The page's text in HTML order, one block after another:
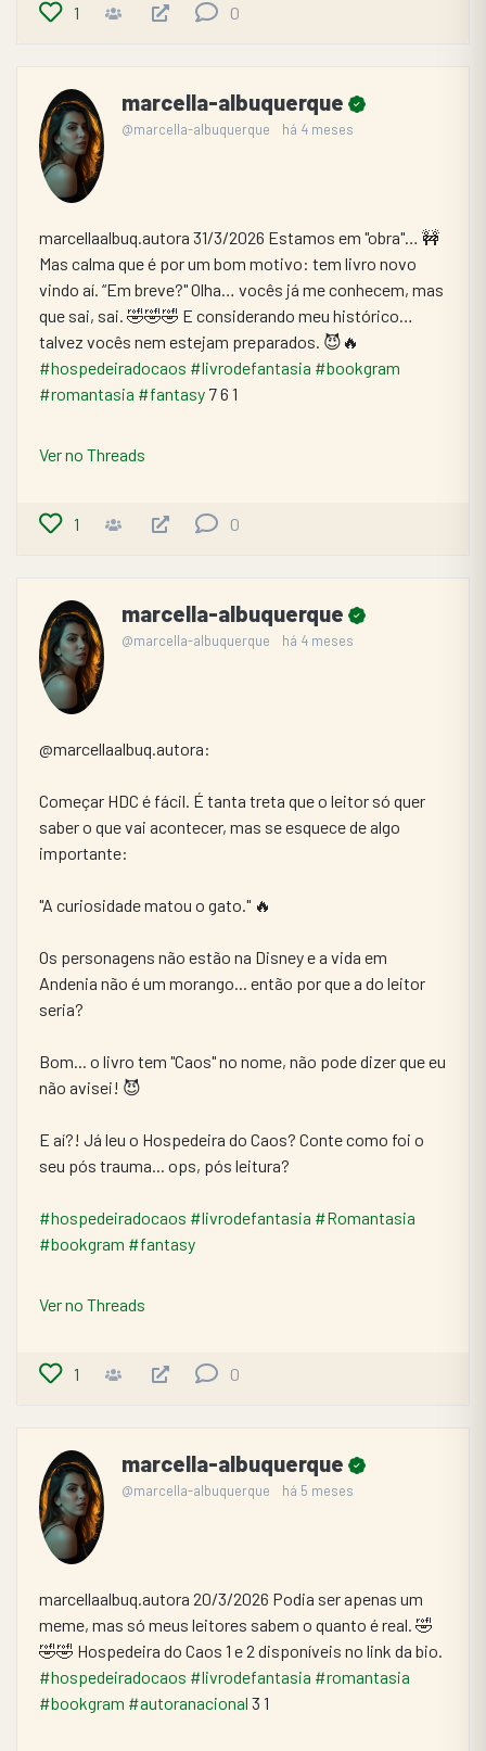
1 0
marcella-albuquerque
@marcella-albuquerque há 4 meses
marcellaalbuq.autora 31/3/2026 Estamos em "obra"… 🚧
Mas calma que é por um bom motivo: tem livro novo
vindo aí. “Em breve?" Olha… vocês já me conhecem, mas
que sai, sai. 🤣🤣🤣 E considerando meu histórico…
#hospedeiradocaos #livrodefantasia #bookgram
#romantasia #fantasy 7 6 1
Ver no Threads
1 0
marcella-albuquerque
@marcella-albuquerque há 4 meses
@marcellaalbuq.autora:
Começar HDC é fácil. É tanta treta que o leitor só quer
saber o que vai acontecer, mas se esquece de algo
importante:
"A curiosidade matou o gato." 🔥
Os personagens não estão na Disney e a vida em
Andenia não é um morango... então por que a do leitor
seria?
Bom... o livro tem "Caos" no nome, não pode dizer que eu
não avisei! 😈
E aí?! Já leu o Hospedeira do Caos? Conte como foi o
seu pós trauma... ops, pós leitura?
#hospedeiradocaos #livrodefantasia #Romantasia
#bookgram #fantasy
Ver no Threads
1 0
marcella-albuquerque
@marcella-albuquerque há 5 meses
marcellaalbuq.autora 20/3/2026 Podia ser apenas um
meme, mas só meus leitores sabem o quanto é real. 🤣
#hospedeiradocaos #livrodefantasia #romantasia
#bookgram #autoranacional 3 1